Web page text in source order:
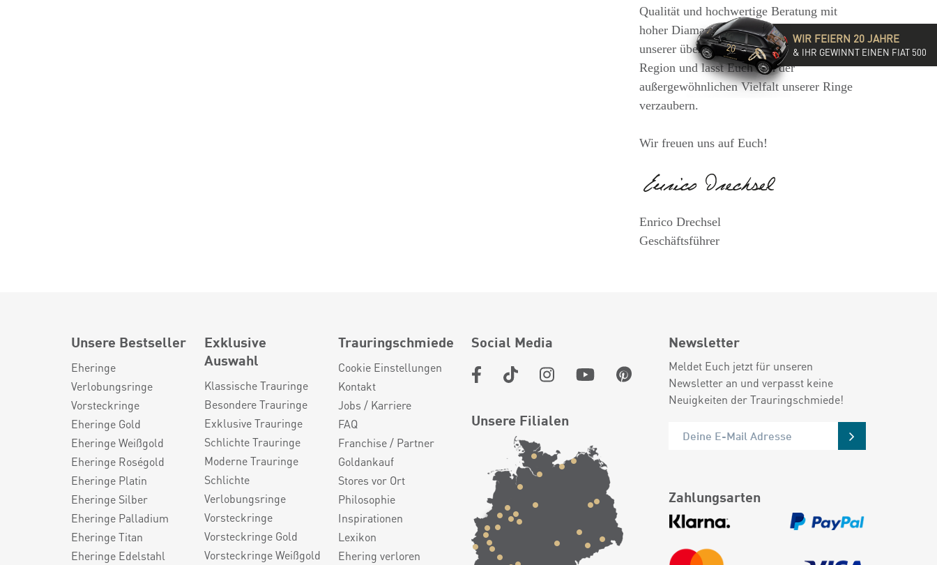
Qualität und hochwertige Beratung mit
hoher Diamantkompetenz. Besucht eine
unserer über 35 Filialen in der DACH-
Region und lasst Euch von der
außergewöhnlichen Vielfalt unserer Ringe
verzaubern.
Wir freuen uns auf Euch!
Enrico Drechsel
Geschäftsführer
Unsere Bestseller
Eheringe
Verlobungsringe
Vorsteckringe
Eheringe Gold
Eheringe Weißgold
Eheringe Roségold
Eheringe Platin
Eheringe Silber
Eheringe Palladium
Eheringe Titan
Eheringe Edelstahl
Exklusive
Auswahl
Klassische Trauringe
Besondere Trauringe
Exklusive Trauringe
Schlichte Trauringe
Moderne Trauringe
Schlichte
Verlobungsringe
Vorsteckringe
Vorsteckringe Gold
Vorsteckringe Weißgold
Trauringschmiede
Cookie Einstellungen
Kontakt
Jobs / Karriere
FAQ
Franchise / Partner
Goldankauf
Stores vor Ort
Philosophie
Inspirationen
Lexikon
Ehering verloren
Social Media
Unsere Filialen
Newsletter
Meldet Euch jetzt für unseren
Newsletter an und verpasst keine
Neuigkeiten der Trauringschmiede!
Zahlungsarten
WIR FEIERN 20 JAHRE
& IHR GEWINNT EINEN FIAT 500